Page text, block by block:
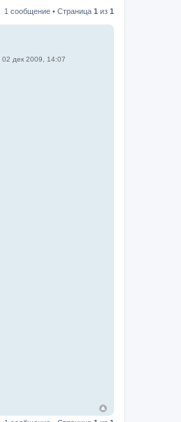
1 сообщение • Страница 1 из 1
02 дек 2009, 14:07